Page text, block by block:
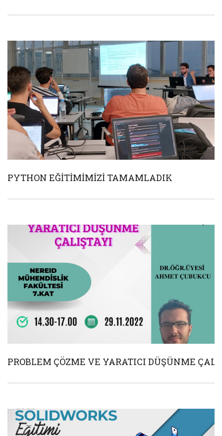
PYTHON EĞİTİMİMİZİ TAMAMLADIK
PROBLEM ÇÖZME VE YARATICI DÜŞÜNME